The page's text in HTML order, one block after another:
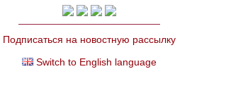
Подписаться на новостную рассылку
Switch to English language